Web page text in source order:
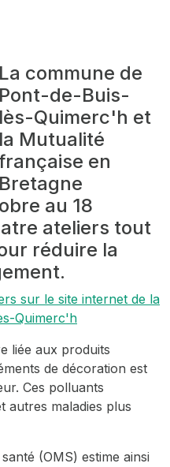
La commune de
Pont-de-Buis-
lès-Quimerc'h et
la Mutualité
en
Bretagne
au 18
ateliers tout
réduire la
sur le site internet de la
Quimerc'h
liée aux produits
de décoration est
Ces polluants
autres maladies plus
(OMS) estime ainsi